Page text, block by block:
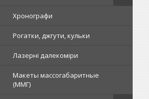
Хронографи
Рогатки, джгути, кульки
Лазерні далекоміри
Макеты массогабаритные
(ММГ)